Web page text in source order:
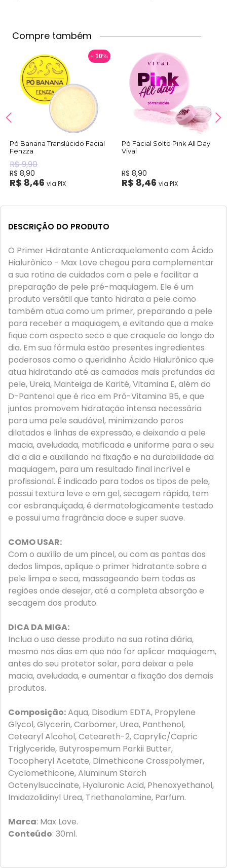
Compre também
10%
Pó Banana Translúcido Facial
Fenzza
R$ 9,90
R$ 8,90
R$ 8,46 via PIX
Pó Facial Solto Pink All Day
Vivai
R$ 8,90
R$ 8,46 via PIX
DESCRIÇÃO DO PRODUTO
O Primer Hidratante Anticraquelamento com Ácido
Hialurônico - Max Love chegou para complementar
a sua rotina de cuidados com a pele e facilitar a
preparação de pele pré-maquiagem. Ele é um
produto versátil que tanto hidrata a pele como
também atua como um primer, preparando a pele
para receber a maquiagem, e evitando que a make
fique com aspecto seco e que craquele ao longo do
dia. Em sua fórmula estão presentes ingredientes
poderosos como o queridinho Ácido Hialurônico que
atua hidratando até as camadas mais profundas da
pele, Ureia, Manteiga de Karité, Vitamina E, além do
D-Pantenol que é rico em Pró-Vitamina B5, e que
juntos promovem hidratação intensa necessária
para uma pele saudável, minimizando poros
dilatados e linhas de expressão, e deixando a pele
macia, aveludada, matificada e uniforme para o seu
dia a dia e auxiliando na fixação e na durabilidade da
maquiagem, para um resultado final incrível e
profissional. É indicado para todos os tipos de pele,
possui textura leve e em gel, secagem rápida, tem
cor esbranquiçada, é dermatologicamente testado
e possui uma fragrância doce e super suave.
COMO USAR:
Com o auxílio de um pincel, ou com as pontas dos
dedos limpas, aplique o primer hidratante sobre a
pele limpa e seca, massageando bem todas as
regiões onde desejar, até a completa absorção e
secagem dos produto.
DICA DA MIGA:
Inclua o uso desse produto na sua rotina diária,
mesmo nos dias em que não for aplicar maquiagem,
antes do seu protetor solar, para deixar a pele
macia, aveludada, e aumentar a fixação dos demais
produtos.
Composição:Aqua, Disodium EDTA, Propylene
Glycol, Glycerin, Carbomer, Urea, Panthenol,
Cetearyl Alcohol, Ceteareth-2, Caprylic/Capric
Triglyceride, Butyrospemum Parkii Butter,
Tocopheryl Acetate, Dimethicone Crosspolymer,
Cyclomethicone, Aluminum Starch
Octenylsuccinate, Hyaluronic Acid, Phenoxyethanol,
Imidazolidinyl Urea, Triethanolamine, Parfum.
Marca: Max Love.
Conteúdo: 30ml.